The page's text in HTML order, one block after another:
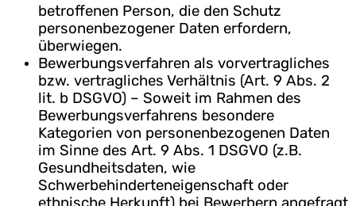
betroffenen Person, die den Schutz
personenbezogener Daten erfordern,
überwiegen.
Bewerbungsverfahren als vorvertragliches
bzw. vertragliches Verhältnis (Art. 9 Abs. 2
lit. b DSGVO) – Soweit im Rahmen des
Bewerbungsverfahrens besondere
Kategorien von personenbezogenen Daten
im Sinne des Art. 9 Abs. 1 DSGVO (z.B.
Gesundheitsdaten, wie
Schwerbehinderteneigenschaft oder